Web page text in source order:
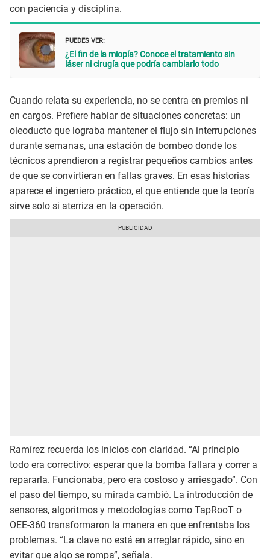
con paciencia y disciplina.
PUEDES VER:
¿El fin de la miopía? Conoce el tratamiento sin
láser ni cirugía que podría cambiarlo todo
Cuando relata su experiencia, no se centra en premios ni
en cargos. Prefiere hablar de situaciones concretas: un
oleoducto que lograba mantener el flujo sin interrupciones
durante semanas, una estación de bombeo donde los
técnicos aprendieron a registrar pequeños cambios antes
de que se convirtieran en fallas graves. En esas historias
aparece el ingeniero práctico, el que entiende que la teoría
sirve solo si aterriza en la operación.
Ramírez recuerda los inicios con claridad. “Al principio
todo era correctivo: esperar que la bomba fallara y correr a
repararla. Funcionaba, pero era costoso y arriesgado”. Con
el paso del tiempo, su mirada cambió. La introducción de
sensores, algoritmos y metodologías como TapRooT o
OEE-360 transformaron la manera en que enfrentaba los
problemas. “La clave no está en arreglar rápido, sino en
evitar que algo se rompa”, señala.